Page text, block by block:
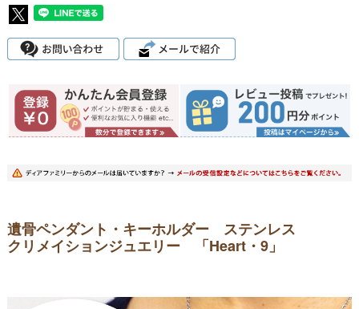
遺骨ペンダント・キーホルダー ステンレス
クリメイションジュエリー 「Heart・9」